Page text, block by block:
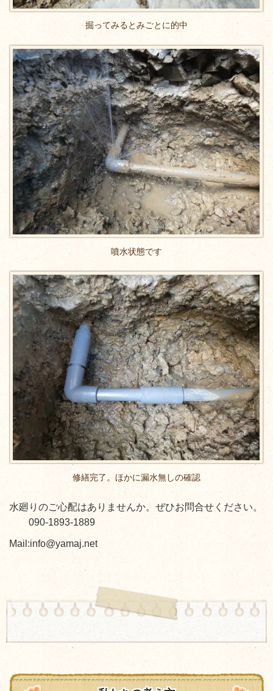
掘ってみるとみごとに的中
噴水状態です
修繕完了。ほかに漏水無しの確認
水廻りのご心配はありませんか。ぜひお問合せください。
090-1893-1889
Mail:info@yamaj.net